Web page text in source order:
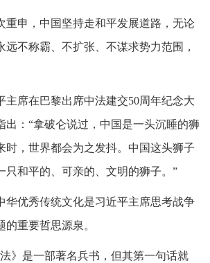
重申，中国坚持走和平发展道路，无论
远不称霸、不扩张、不谋求势力范围，
主席在巴黎出席中法建交50周年纪念大
出：“拿破仑说过，中国是一头沉睡的狮
时，世界都会为之发抖。中国这头狮子
只和平的、可亲的、文明的狮子。”
华优秀传统文化是习近平主席思考战争
重要哲思源泉。
》是一部著名兵书，但其第一句话就